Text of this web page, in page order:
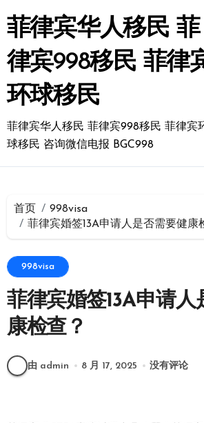
转
到
内
容
菲律宾华人移民 菲
律宾998移民 菲律
环球移民
菲律宾华人移民 菲律宾998移民 菲律宾
球移民 咨询微信电报 BGC998
首页
998visa
菲律宾婚签13A申请人是否需要健康
998visa
菲律宾婚签13A申请人
康检查？
由 admin 8 月 17, 2025 没有评论